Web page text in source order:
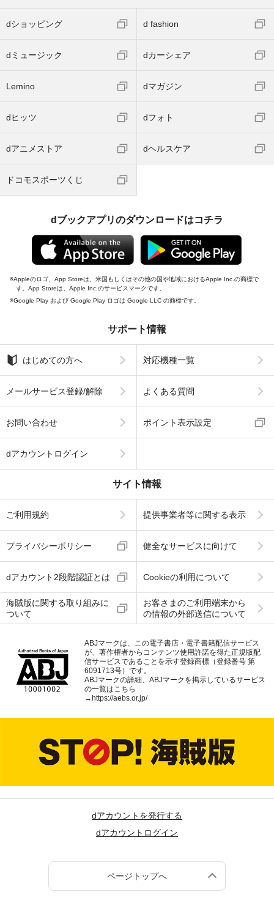
dショッピング d fashion
dミュージック dカーシェア
Lemino dマガジン
dヒッツ dフォト
dアニメストア dヘルスケア
ドコモスポーツくじ
dブックアプリのダウンロードはコチラ
Appleのロゴ、App Storeは、米国もしくはその他の国や地域におけるApple Inc.の商標で
す。App Storeは、Apple Inc.のサービスマークです。
Google Play および Google Play ロゴは Google LLC の商標です。
サポート情報
はじめての方へ 対応機種一覧
メールサービス登録/解除 よくある質問
お問い合わせ ポイント表示設定
dアカウントログイン
サイト情報
ご利用規約 提供事業者等に関する表示
プライバシーポリシー 健全なサービスに向けて
dアカウント2段階認証とは Cookieの利用について
海賊版に関する取り組みに
ついて
お客さまのご利用端末から
の情報の外部送信について
ABJマークは、この電子書店・電子書籍配信サービス
が、著作権者からコンテンツ使用許諾を得た正規版配
信サービスであることを示す登録商標（登録番号 第
6091713号）です。
ABJマークの詳細、ABJマークを掲示しているサービス
の一覧はこちら
→https://aebs.or.jp/
dアカウントを発行する
dアカウントログイン
ページトップへ